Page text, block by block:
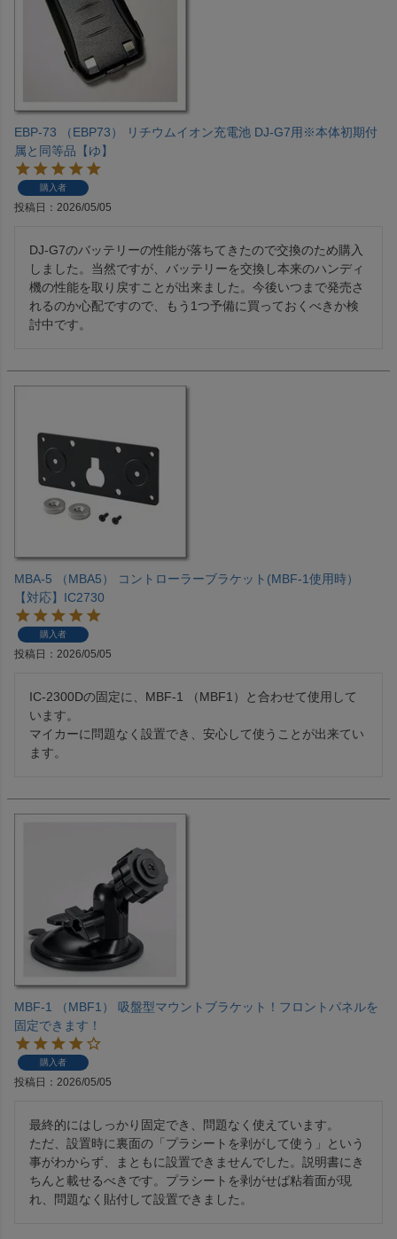
EBP-73 （EBP73） リチウムイオン充電池 DJ-G7用※本体初期付
属と同等品【ゆ】
購入者
投稿日 2026/05/05
DJ-G7のバッテリーの性能が落ちてきたので交換のため購入
しました。当然ですが、バッテリーを交換し本来のハンディ
機の性能を取り戻すことが出来ました。今後いつまで発売さ
れるのか心配ですので、もう1つ予備に買っておくべきか検
討中です。
MBA-5 （MBA5） コントローラーブラケット(MBF-1使用時）
【対応】IC2730
購入者
投稿日 2026/05/05
IC-2300Dの固定に、MBF-1 （MBF1）と合わせて使用して
います。
マイカーに問題なく設置でき、安心して使うことが出来てい
ます。
MBF-1 （MBF1） 吸盤型マウントブラケット！フロントパネルを
固定できます！
購入者
投稿日 2026/05/05
最終的にはしっかり固定でき、問題なく使えています。
ただ、設置時に裏面の「プラシートを剥がして使う」という
事がわからず、まともに設置できませんでした。説明書にき
ちんと載せるべきです。プラシートを剥がせば粘着面が現
れ、問題なく貼付して設置できました。